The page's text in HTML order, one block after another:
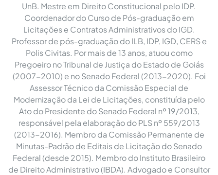
UnB. Mestre em Direito Constitucional pelo IDP.
Coordenador do Curso de Pós-graduação em
Licitações e Contratos Administrativos do IGD.
Professor de pós-graduação do ILB, IDP, IGD, CERS e
Polis Civitas. Por mais de 13 anos, atuou como
Pregoeiro no Tribunal de Justiça do Estado de Goiás
(2007-2010) e no Senado Federal (2013-2020). Foi
Assessor Técnico da Comissão Especial de
Modernização da Lei de Licitações, constituída pelo
Ato do Presidente do Senado Federal nº 19/2013,
responsável pela elaboração do PLS nº 559/2013
(2013-2016). Membro da Comissão Permanente de
Minutas-Padrão de Editais de Licitação do Senado
Federal (desde 2015). Membro do Instituto Brasileiro
de Direito Administrativo (IBDA). Advogado e Consultor